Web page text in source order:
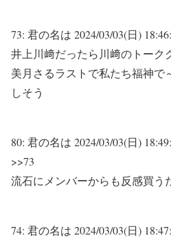
73: 君の名は 2024/03/03(日)
井上川﨑だったら川﨑のトーク
美月さるラストで私たち福神で
しそう
80: 君の名は 2024/03/03(日)
>>73
流石にメンバーからも反感買う
74: 君の名は 2024/03/03(日)